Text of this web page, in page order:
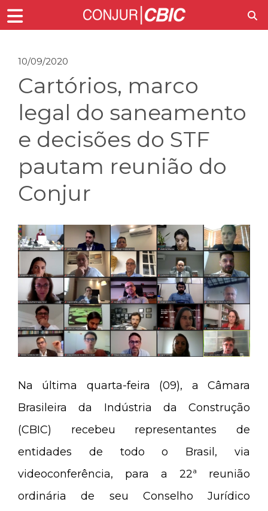
10/09/2020
Cartórios, marco
legal do saneamento
e decisões do STF
pautam reunião do
Conjur
Na última quarta-feira (09), a Câmara
Brasileira da Indústria da Construção
(CBIC) recebeu representantes de
entidades de todo o Brasil, via
videoconferência, para a 22ª reunião
ordinária de seu Conselho Jurídico